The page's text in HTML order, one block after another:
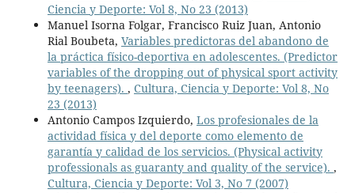
Ciencia y Deporte: Vol 8, No 23 (2013)
Manuel Isorna Folgar, Francisco Ruiz Juan, Antonio
Rial Boubeta, Variables predictoras del abandono de
la práctica físico-deportiva en adolescentes. (Predictor
variables of the dropping out of physical sport activity
by teenagers). , Cultura, Ciencia y Deporte: Vol 8, No
23 (2013)
Antonio Campos Izquierdo, Los profesionales de la
actividad física y del deporte como elemento de
garantía y calidad de los servicios. (Physical activity
professionals as guaranty and quality of the service). ,
Cultura, Ciencia y Deporte: Vol 3, No 7 (2007)